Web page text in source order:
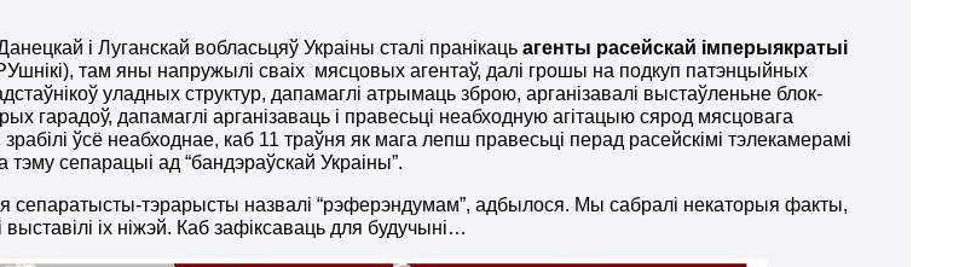
і Луганскай вобласьцяў Украіны сталі пранікацьагенты расейскай імперыякратыі
там яны напружылі сваіх мясцовых агентаў, далі грошы на подкуп патэнцыйных
уладных структур, дапамаглі атрымаць зброю, арганізавалі выстаўленьне блок-
гарадоў, дапамаглі арганізаваць і правесьці неабходную агітацыю сярод мясцовага
ўсё неабходнае, каб 11 траўня як мага лепш правесьці перад расейскімі тэлекамерамі
сепарацыі ад “бандэраўскай Украіны”.
сепаратысты-тэрарысты назвалі “рэферэндумам”, адбылося. Мы сабралі некаторыя факты,
выставілі іх ніжэй. Каб зафіксаваць для будучыні…